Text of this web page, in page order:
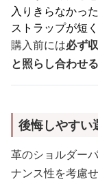
入りきらなかった
ストラップが短
購入前には必ず
と照らし合わせる
後悔しやすい
革のショルダー
ナンス性を考慮